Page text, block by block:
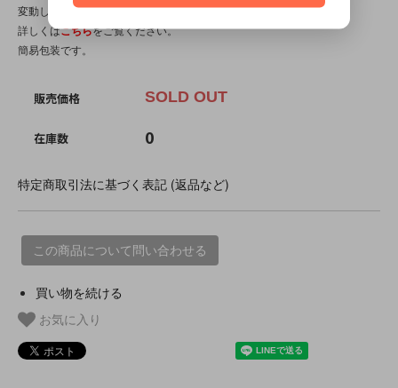
変動します。送料は【最終注文確認書】で確定します。
詳しくはこちらをご覧ください。
簡易包装です。
販売価格 SOLD OUT
在庫数 0
特定商取引法に基づく表記 (返品など)
この商品について問い合わせる
買い物を続ける
お気に入り